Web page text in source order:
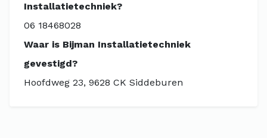
Installatietechniek?
06 18468028
Waar is Bijman Installatietechniek
gevestigd?
Hoofdweg 23, 9628 CK Siddeburen